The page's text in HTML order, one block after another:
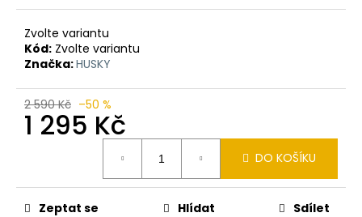
Zvolte variantu
Kód: Zvolte variantu
Značka:HUSKY
2 590 Kč –50 %
1 295 Kč
DO KOŠÍKU
Zeptat se Hlídat Sdílet
o
p
o
u
č
u
e